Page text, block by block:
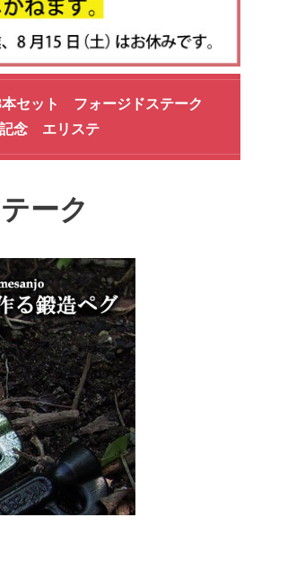
セット フォージドステーク
記念 エリステ
ーク